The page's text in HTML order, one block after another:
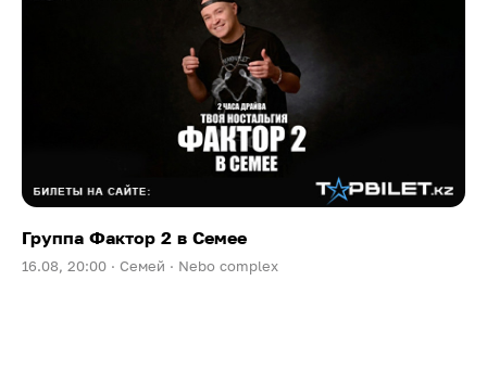
Группа Фактор 2 в Семее
16.08, 20:00 · Семей · Nebo complex